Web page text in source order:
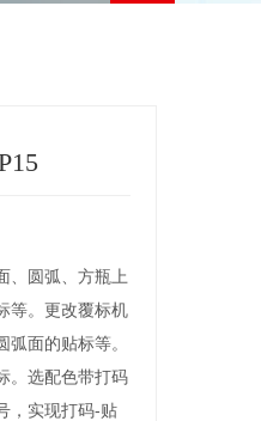
、圆弧、方瓶上
等。更改覆标机
面的贴标等。
。选配色带打码
，实现打码-贴